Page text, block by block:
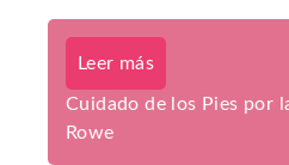
Leer más
Cuidado de los Pies por
Rowe